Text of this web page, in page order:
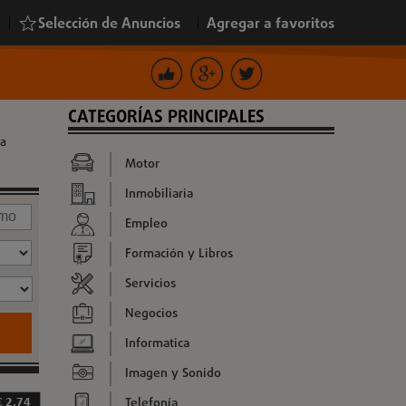
Selección de Anuncios Agregar a favoritos
2,74
CATEGORÍAS PRINCIPALES
Motor
Inmobiliaria
Empleo
Formación y Libros
Servicios
Negocios
Informatica
Imagen y Sonido